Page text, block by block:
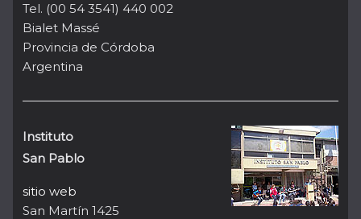
Tel. (00 54 3541) 440 002
Bialet Massé
Provincia de Córdoba
Argentina
Instituto
San Pablo
sitio web
San Martín 1425